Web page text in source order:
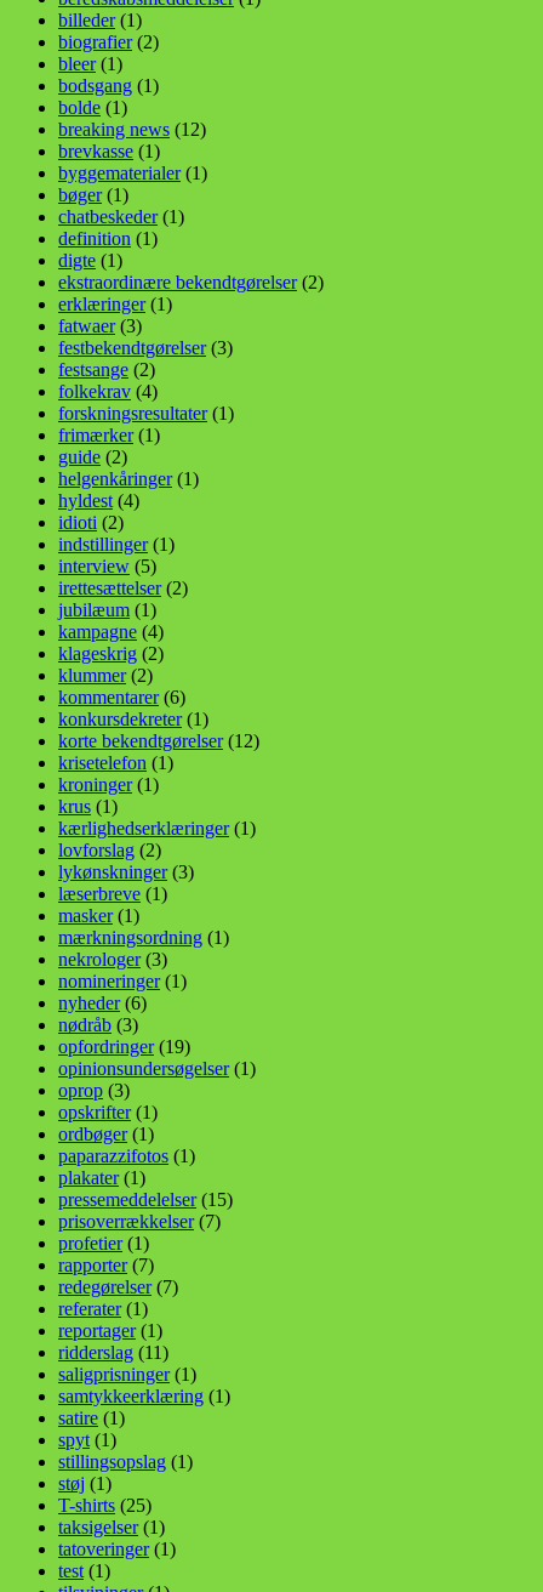
billeder(1)
biografier(2)
bleer(1)
bodsgang (1)
bolde (1)
breaking news (12)
brevkasse (1)
byggematerialer(1)
bøger(1)
chatbeskeder(1)
definition (1)
digte (1)
ekstraordinære bekendtgørelser(2)
erklæringer(1)
fatwaer(3)
festbekendtgørelser(3)
festsange (2)
folkekrav (4)
forskningsresultater(1)
frimærker(1)
guide (2)
helgenkåringer(1)
hyldest (4)
idioti (2)
indstillinger(1)
interview (5)
irettesættelser(2)
jubilæum (1)
kampagne (4)
klageskrig (2)
klummer(2)
kommentarer(6)
konkursdekreter(1)
korte bekendtgørelser(12)
krisetelefon (1)
kroninger(1)
krus (1)
kærlighedserklæringer(1)
lovforslag (2)
lykønskninger(3)
læserbreve (1)
masker(1)
mærkningsordning (1)
nekrologer(3)
nomineringer(1)
nyheder(6)
nødråb (3)
opfordringer(19)
opinionsundersøgelser(1)
oprop (3)
opskrifter(1)
ordbøger(1)
paparazzifotos (1)
plakater(1)
pressemeddelelser(15)
prisoverrækkelser(7)
profetier(1)
rapporter(7)
redegørelser(7)
referater(1)
reportager(1)
ridderslag (11)
saligprisninger(1)
samtykkeerklæring (1)
satire (1)
spyt (1)
stillingsopslag (1)
støj (1)
T-shirts (25)
taksigelser(1)
tatoveringer(1)
test (1)